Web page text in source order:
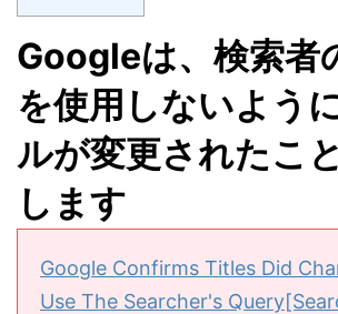
Googleは、検索者
を使用しないよう
ルが変更されたこ
します
Google Confirms Titles Did
Use The Searcher's